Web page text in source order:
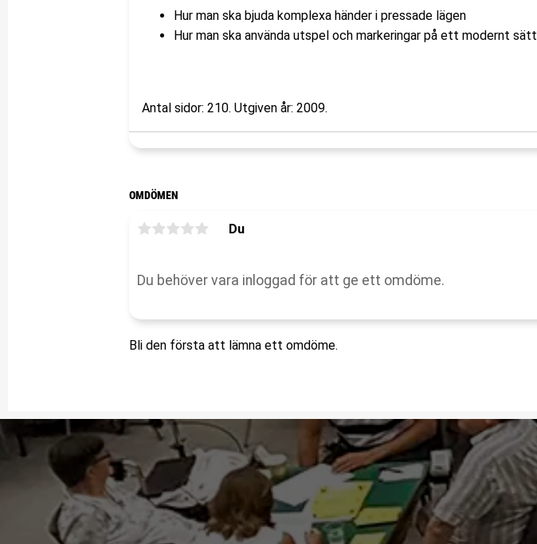
Hur man ska bjuda komplexa händer i pressade lägen
Hur man ska använda utspel och markeringar på ett modernt sätt
Antal sidor: 210. Utgiven år: 2009.
OMDÖMEN
Du
Bli den första att lämna ett omdöme.